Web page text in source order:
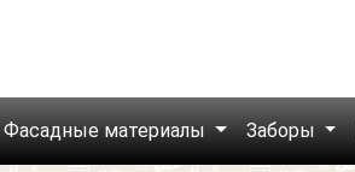
Фасадные материалы Заборы